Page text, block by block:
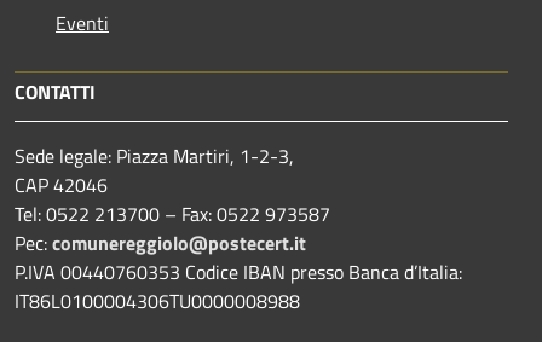
Eventi
CONTATTI
Sede legale: Piazza Martiri, 1-2-3,
CAP 42046
Tel: 0522 213700 – Fax: 0522 973587
Pec:comunereggiolo@postecert.it
P.IVA 00440760353 Codice IBAN presso Banca d’Italia:
IT86L0100004306TU0000008988